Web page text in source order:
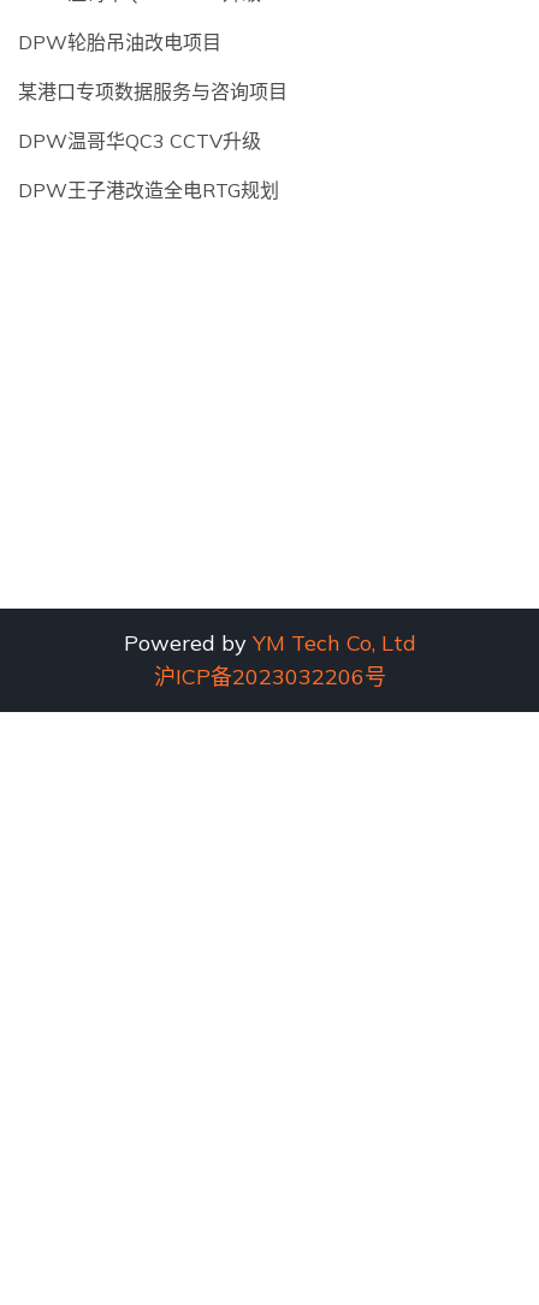
DPW轮胎吊油改电项目
某港口专项数据服务与咨询项目
DPW温哥华QC3 CCTV升级
DPW王子港改造全电RTG规划
Powered by YM Tech Co, Ltd
沪ICP备2023032206号